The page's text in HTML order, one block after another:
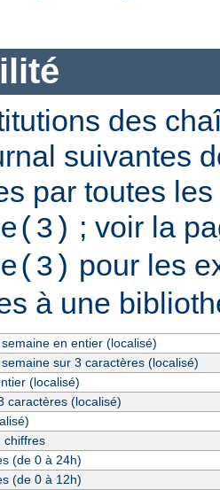
des
suivantes
par toutes
; voir la
pour les
à une
en entier (localisé)
sur 3 caractères (localisé)
(localisé)
caractères (localisé)
chiffres
(de 0 à 24h)
(de 0 à 12h)